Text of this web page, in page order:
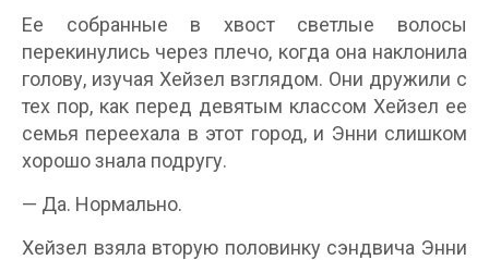
Ее собранные в хвост светлые волосы
перекинулись через плечо, когда она наклонила
голову, изучая Хейзел взглядом. Они дружили с
тех пор, как перед девятым классом Хейзел ее
семья переехала в этот город, и Энни слишком
хорошо знала подругу.
— Да. Нормально.
Хейзел взяла вторую половинку сэндвича Энни